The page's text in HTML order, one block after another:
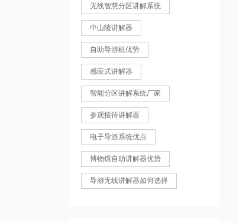
无线智慧分区讲解系统
中山陵讲解器
自助导游机优势
感应式讲解器
智能分区讲解系统厂家
参观接待讲解器
电子导游系统优点
博物馆自助讲解器优势
导游无线讲解器如何选择